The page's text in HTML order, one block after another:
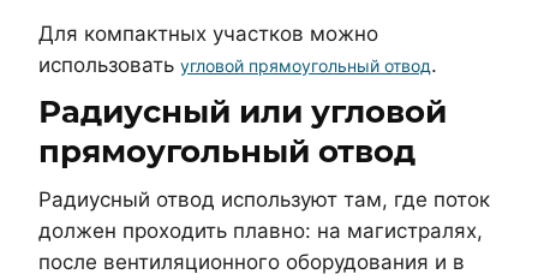
Для компактных участков можно
использовать угловой прямоугольный отвод.
Радиусный или угловой
прямоугольный отвод
Радиусный отвод используют там, где поток
должен проходить плавно: на магистралях,
после вентиляционного оборудования и в